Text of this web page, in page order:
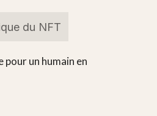
du NFT
un humain en